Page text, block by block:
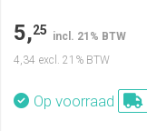
5,25 incl. 21% BTW
4,34 excl. 21% BTW
Op voorraad